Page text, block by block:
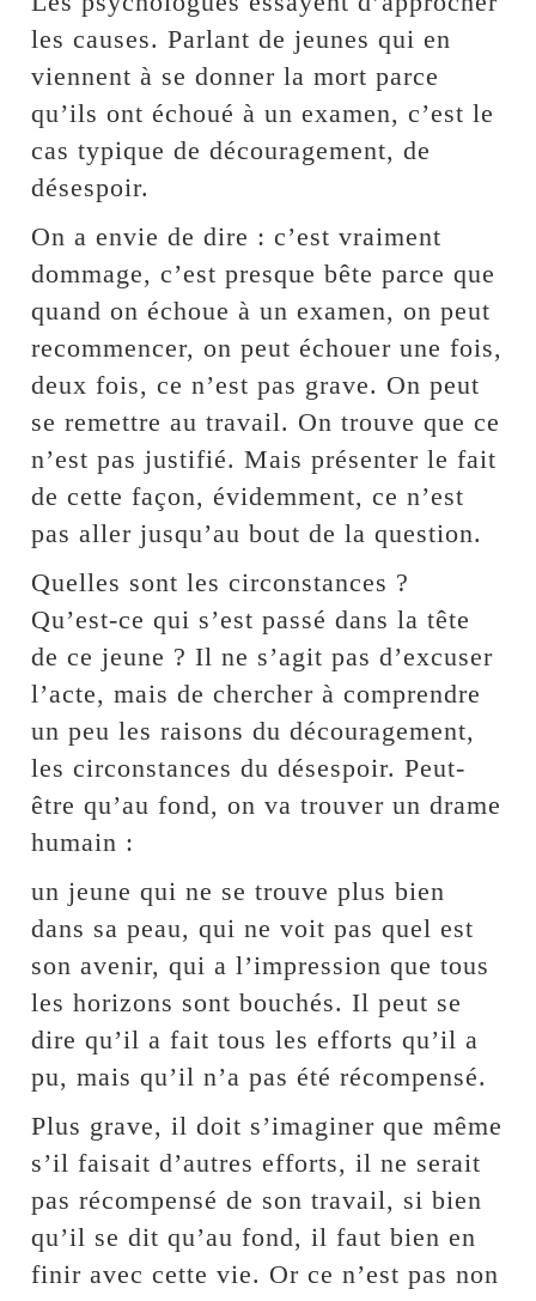
les causes. Parlant de jeunes qui en
viennent à se donner la mort parce
qu’ils ont échoué à un examen, c’est le
cas typique de découragement, de
désespoir.
On a envie de dire : c’est vraiment
dommage, c’est presque bête parce que
quand on échoue à un examen, on peut
recommencer, on peut échouer une fois,
deux fois, ce n’est pas grave. On peut
se remettre au travail. On trouve que ce
n’est pas justifié. Mais présenter le fait
de cette façon, évidemment, ce n’est
pas aller jusqu’au bout de la question.
Quelles sont les circonstances ?
Qu’est-ce qui s’est passé dans la tête
de ce jeune ? Il ne s’agit pas d’excuser
l’acte, mais de chercher à comprendre
un peu les raisons du découragement,
les circonstances du désespoir. Peut-
être qu’au fond, on va trouver un drame
humain :
un jeune qui ne se trouve plus bien
dans sa peau, qui ne voit pas quel est
son avenir, qui a l’impression que tous
les horizons sont bouchés. Il peut se
dire qu’il a fait tous les efforts qu’il a
pu, mais qu’il n’a pas été récompensé.
Plus grave, il doit s’imaginer que même
s’il faisait d’autres efforts, il ne serait
pas récompensé de son travail, si bien
qu’il se dit qu’au fond, il faut bien en
finir avec cette vie. Or ce n’est pas non